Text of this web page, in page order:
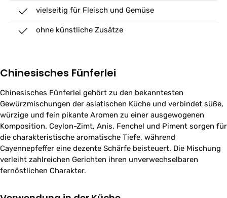
vielseitig für Fleisch und Gemüse
ohne künstliche Zusätze
Chinesisches Fünferlei
Chinesisches Fünferlei gehört zu den bekanntesten
Gewürzmischungen der asiatischen Küche und verbindet süße,
würzige und fein pikante Aromen zu einer ausgewogenen
Komposition. Ceylon-Zimt, Anis, Fenchel und Piment sorgen für
die charakteristische aromatische Tiefe, während
Cayennepfeffer eine dezente Schärfe beisteuert. Die Mischung
verleiht zahlreichen Gerichten ihren unverwechselbaren
fernöstlichen Charakter.